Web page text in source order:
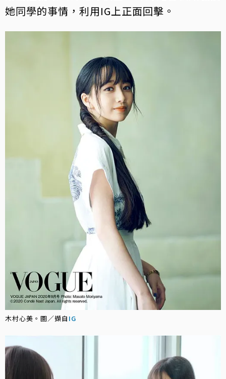
她同學的事情，利用IG上正面回擊。
木村心美。圖／擷自 IG